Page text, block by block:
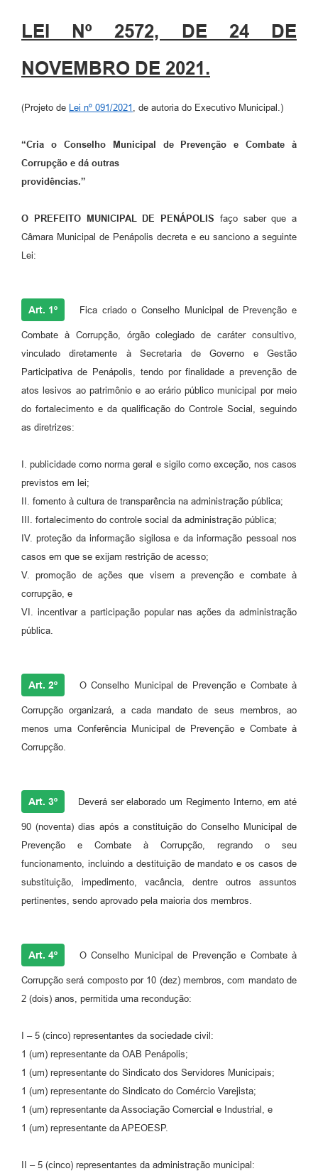
LEI Nº 2572, DE 24 DE
NOVEMBRO DE 2021.
(Projeto de Lei nº 091/2021 , de autoria do Executivo Municipal.)
“Cria o Conselho Municipal de Prevenção e Combate à
Corrupção e dá outras
providências.”
O PREFEITO MUNICIPAL DE PENÁPOLIS faço saber que a
Câmara Municipal de Penápolis decreta e eu sanciono a seguinte
Lei:
Art. 1º Fica criado o Conselho Municipal de Prevenção e
Combate à Corrupção, órgão colegiado de caráter consultivo,
vinculado diretamente à Secretaria de Governo e Gestão
Participativa de Penápolis, tendo por finalidade a prevenção de
atos lesivos ao patrimônio e ao erário público municipal por meio
do fortalecimento e da qualificação do Controle Social, seguindo
as diretrizes:
I. publicidade como norma geral e sigilo como exceção, nos casos
previstos em lei;
II. fomento à cultura de transparência na administração pública;
III. fortalecimento do controle social da administração pública;
IV. proteção da informação sigilosa e da informação pessoal nos
casos em que se exijam restrição de acesso;
V. promoção de ações que visem a prevenção e combate à
corrupção, e
VI. incentivar a participação popular nas ações da administração
pública.
Art. 2º O Conselho Municipal de Prevenção e Combate à
Corrupção organizará, a cada mandato de seus membros, ao
menos uma Conferência Municipal de Prevenção e Combate à
Corrupção.
Art. 3º Deverá ser elaborado um Regimento Interno, em até
90 (noventa) dias após a constituição do Conselho Municipal de
Prevenção e Combate à Corrupção, regrando o seu
funcionamento, incluindo a destituição de mandato e os casos de
substituição, impedimento, vacância, dentre outros assuntos
pertinentes, sendo aprovado pela maioria dos membros.
Art. 4º O Conselho Municipal de Prevenção e Combate à
Corrupção será composto por 10 (dez) membros, com mandato de
2 (dois) anos, permitida uma recondução:
I – 5 (cinco) representantes da sociedade civil:
1 (um) representante da OAB Penápolis;
1 (um) representante do Sindicato dos Servidores Municipais;
1 (um) representante do Sindicato do Comércio Varejista;
1 (um) representante da Associação Comercial e Industrial, e
1 (um) representante da APEOESP.
II – 5 (cinco) representantes da administração municipal: